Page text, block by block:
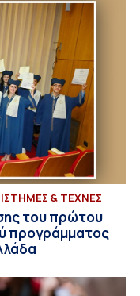
& ΤΕΧΝΕΣ
του πρώτου
προγράμματος